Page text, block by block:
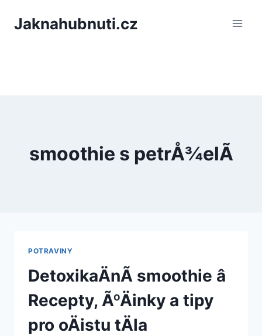
Jaknahubnuti.cz
smoothie s petrÅ¾elÃ­
POTRAVINY
DetoxikaÄnÃ­ smoothie â
Recepty, ÃºÄinky a tipy
pro oÄistu tÄla